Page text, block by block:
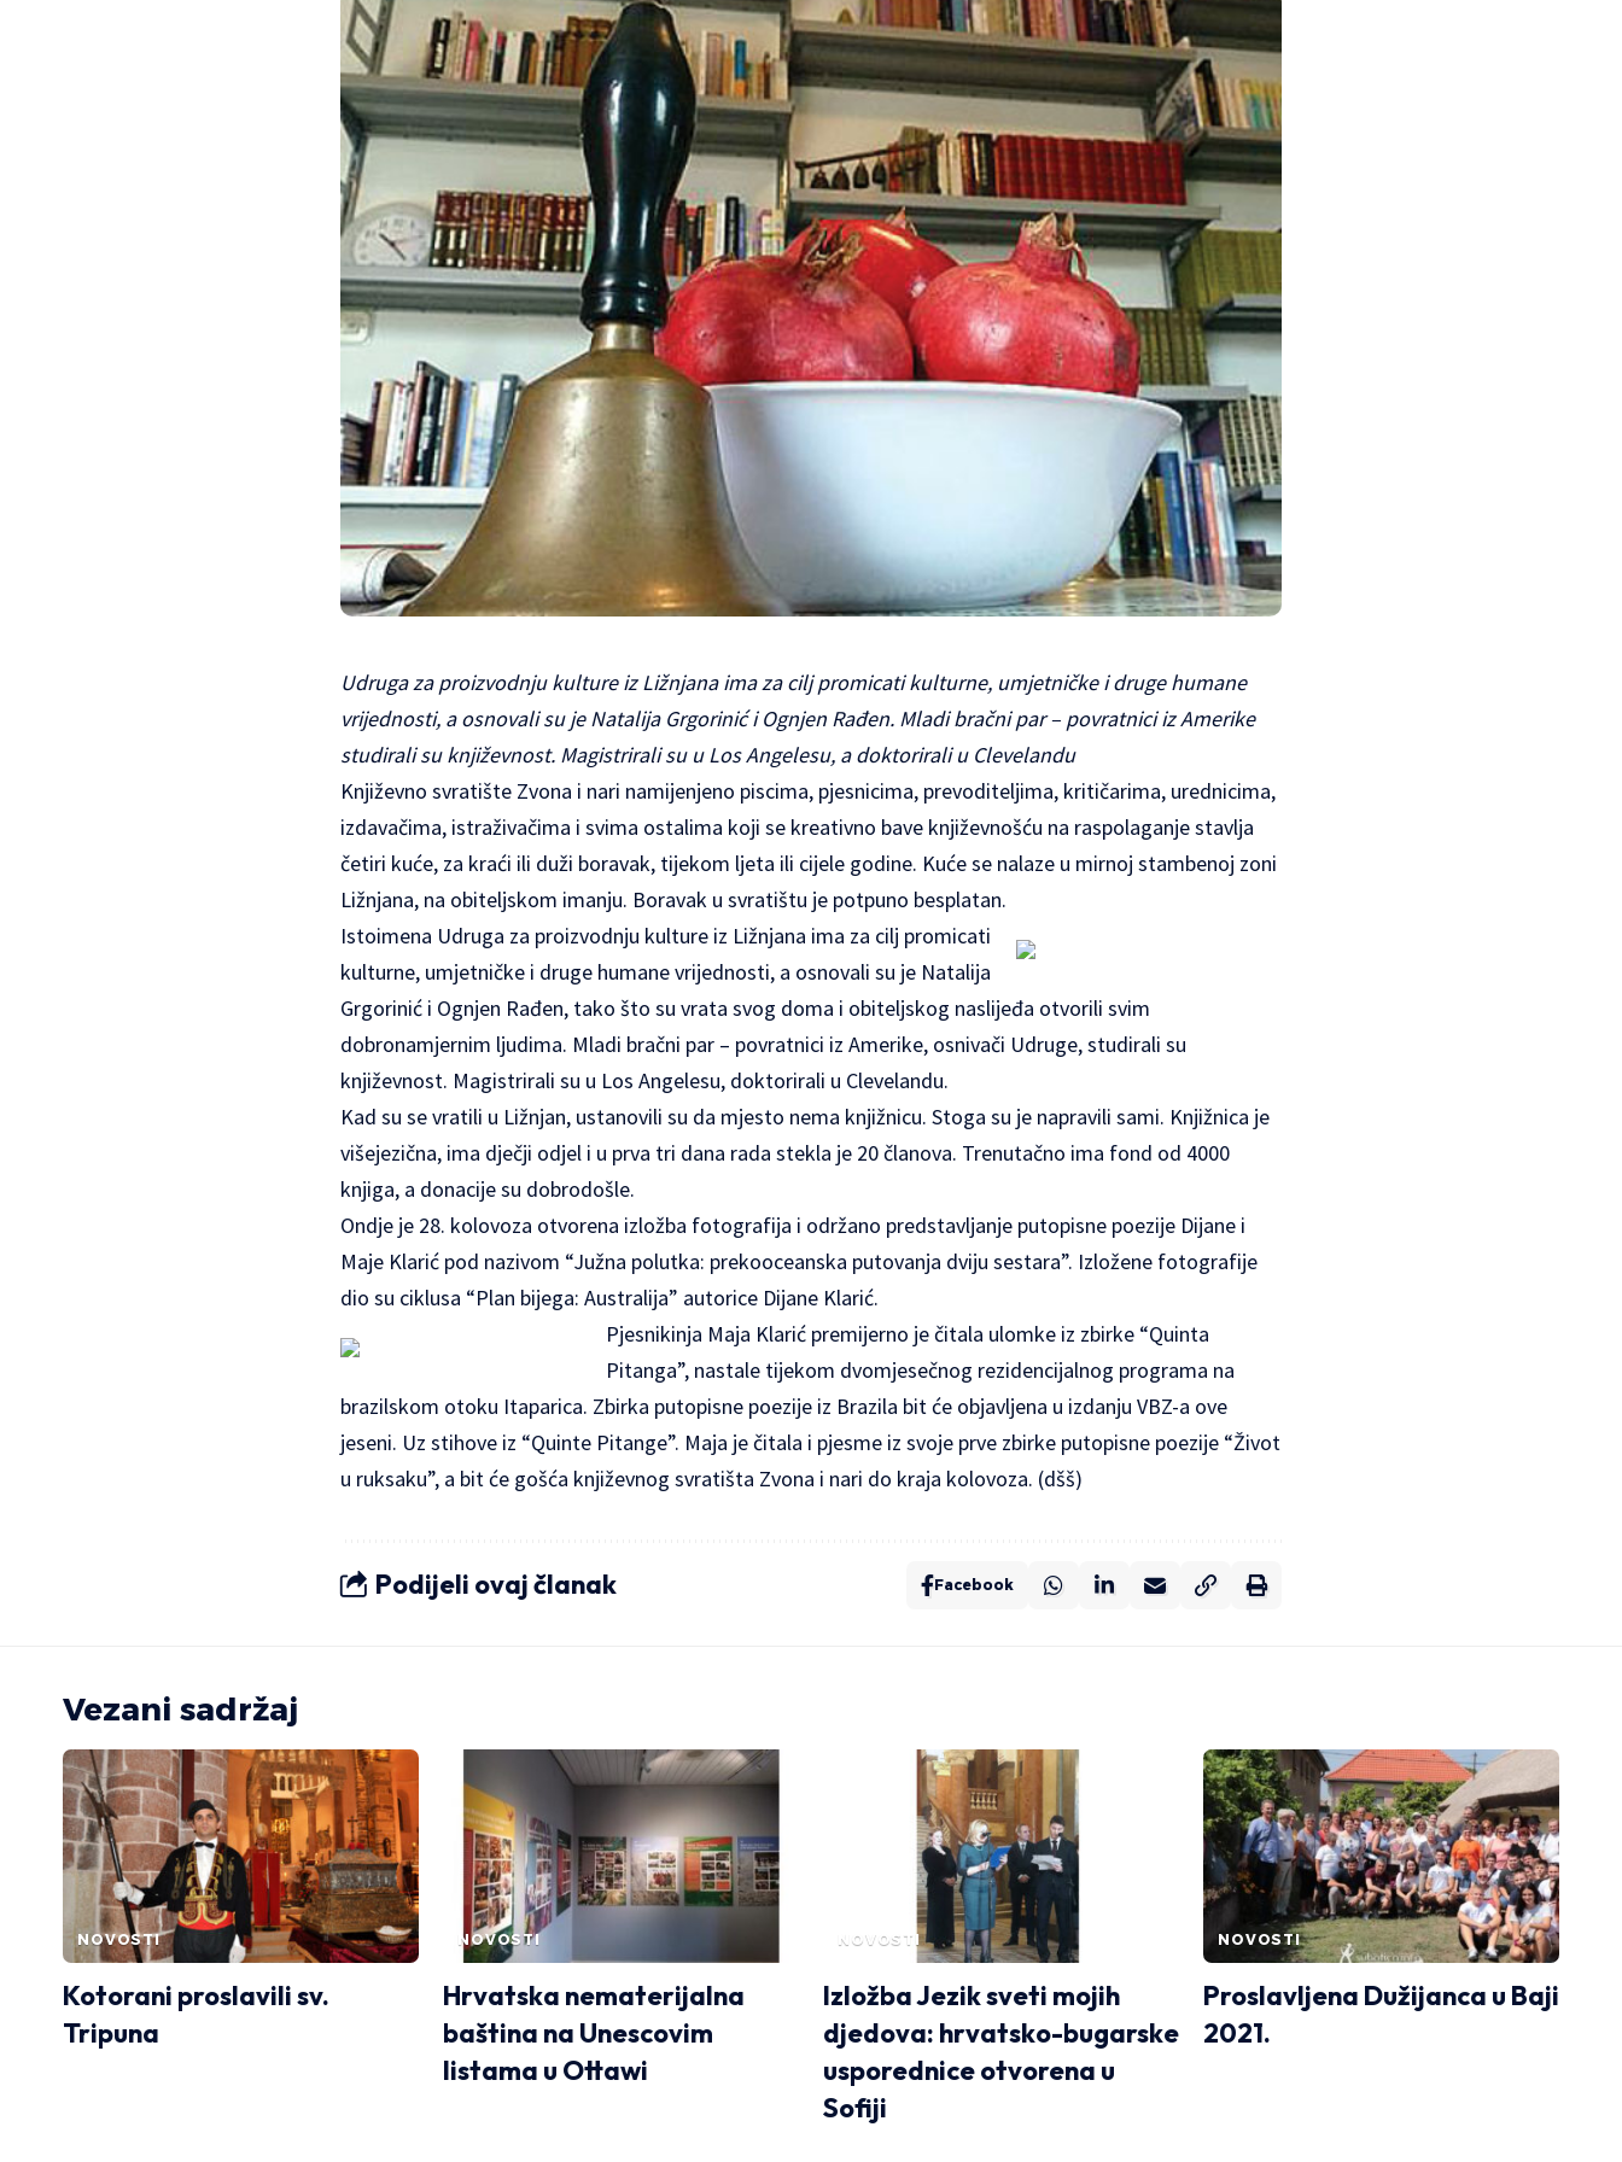
Udruga za proizvodnju kulture iz Ližnjana ima za cilj promicati kulturne, umjetničke i druge humane
vrijednosti, a osnovali su je Natalija Grgorinić i Ognjen Rađen. Mladi bračni par – povratnici iz Amerike
studirali su književnost. Magistrirali su u Los Angelesu, a doktorirali u Clevelandu
Književno svratište Zvona i nari namijenjeno piscima, pjesnicima, prevoditeljima, kritičarima, urednicima,
izdavačima, istraživačima i svima ostalima koji se kreativno bave književnošću na raspolaganje stavlja
četiri kuće, za kraći ili duži boravak, tijekom ljeta ili cijele godine. Kuće se nalaze u mirnoj stambenoj zoni
Ližnjana, na obiteljskom imanju. Boravak u svratištu je potpuno besplatan.
Istoimena Udruga za proizvodnju kulture iz Ližnjana ima za cilj promicati
kulturne, umjetničke i druge humane vrijednosti, a osnovali su je Natalija
Grgorinić i Ognjen Rađen, tako što su vrata svog doma i obiteljskog naslijeđa otvorili svim
dobronamjernim ljudima. Mladi bračni par – povratnici iz Amerike, osnivači Udruge, studirali su
književnost. Magistrirali su u Los Angelesu, doktorirali u Clevelandu.
Kad su se vratili u Ližnjan, ustanovili su da mjesto nema knjižnicu. Stoga su je napravili sami. Knjižnica je
višejezična, ima dječji odjel i u prva tri dana rada stekla je 20 članova. Trenutačno ima fond od 4000
knjiga, a donacije su dobrodošle.
Ondje je 28. kolovoza otvorena izložba fotografija i održano predstavljanje putopisne poezije Dijane i
Maje Klarić pod nazivom “Južna polutka: prekooceanska putovanja dviju sestara”. Izložene fotografije
dio su ciklusa “Plan bijega: Australija” autorice Dijane Klarić.
Pjesnikinja Maja Klarić premijerno je čitala ulomke iz zbirke “Quinta
Pitanga”, nastale tijekom dvomjesečnog rezidencijalnog programa na
brazilskom otoku Itaparica. Zbirka putopisne poezije iz Brazila bit će objavljena u izdanju VBZ-a ove
jeseni. Uz stihove iz “Quinte Pitange”. Maja je čitala i pjesme iz svoje prve zbirke putopisne poezije “Život
u ruksaku”, a bit će gošća književnog svratišta Zvona i nari do kraja kolovoza. (dšš)
Podijeli ovaj članak Facebook
Vezani sadržaj
NOVOSTI
Kotorani proslavili sv.
Tripuna
NOVOSTI
Hrvatska nematerijalna
baština na Unescovim
listama u Ottawi
NOVOSTI
Izložba Jezik sveti mojih
djedova: hrvatsko-bugarske
usporednice otvorena u
Sofiji
NOVOSTI
Proslavljena Dužijanca u Baji
2021.